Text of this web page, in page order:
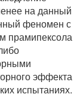
на данный
феномен с
прамипексола
эффекта
испытаниях.